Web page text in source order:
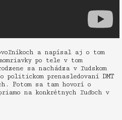
a napísal aj o tom
po tele v tom
sa nachádza v ľudskom
prenasledovaní DMT
Potom sa tam hovorí o
na konkrétnych ľuďoch v